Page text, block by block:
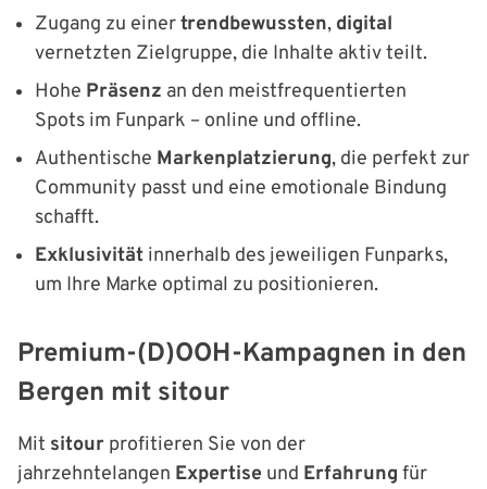
Zugang zu einertrendbewussten, digital
vernetzten Zielgruppe, die Inhalte aktiv teilt.
Hohe Präsenz an den meistfrequentierten
Spots im Funpark – online und offline.
Authentische Markenplatzierung, die perfekt zur
Community passt und eine emotionale Bindung
schafft.
Exklusivität innerhalb des jeweiligen Funparks,
um Ihre Marke optimal zu positionieren.
Premium-(D)OOH-Kampagnen in den
Bergen mit sitour
Mit sitour profitieren Sie von der
jahrzehntelangen Expertise und Erfahrung für